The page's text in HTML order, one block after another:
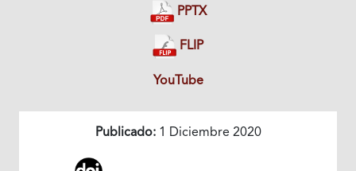
PPTX
FLIP
YouTube
Publicado:1 Diciembre 2020